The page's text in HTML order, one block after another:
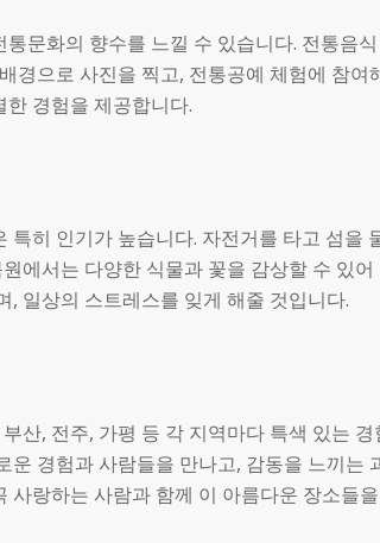
문화의 향수를 느낄 수 있습니다. 전통음식
경으로 사진을 찍고, 전통공예 체험에 참여
경험을 제공합니다.
히 인기가 높습니다. 자전거를 타고 섬을
에서는 다양한 식물과 꽃을 감상할 수 있어
일상의 스트레스를 잊게 해줄 것입니다.
산, 전주, 가평 등 각 지역마다 특색 있는 경
운 경험과 사람들을 만나고, 감동을 느끼는
사랑하는 사람과 함께 이 아름다운 장소들을